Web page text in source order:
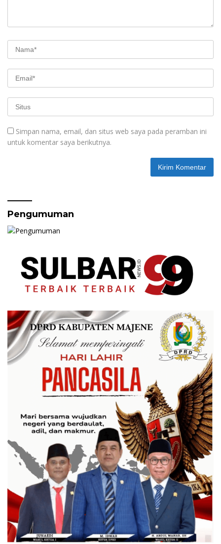
Simpan nama, email, dan situs web saya pada peramban ini
untuk komentar saya berikutnya.
Pengumuman